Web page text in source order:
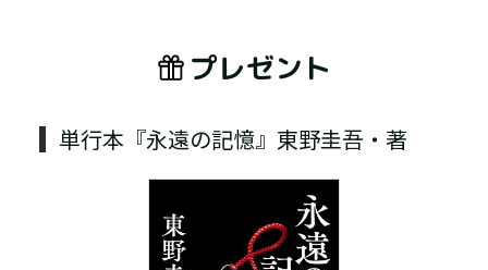
プレゼント
単行本『永遠の記憶』東野圭吾・著